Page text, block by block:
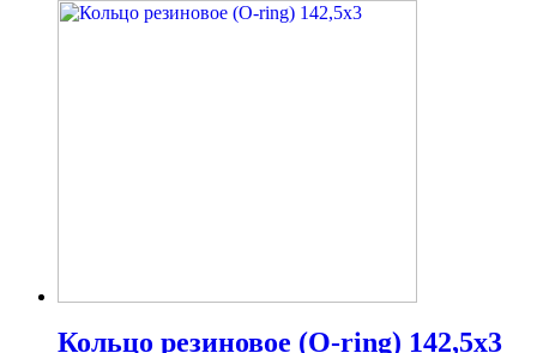
Кольцо резиновое (O-ring) 142,5х3